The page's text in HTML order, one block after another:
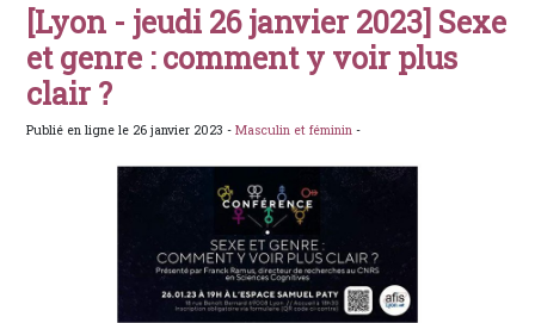
[Lyon - jeudi 26 janvier 2023] Sexe
et genre : comment y voir plus
clair ?
Publié en ligne le 26 janvier 2023 -Masculin et féminin -